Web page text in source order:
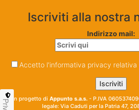
Iscriviti alla nostra
Indirizzo mail:
Accetto l'informativa privacy
Un progetto di Appunto s.a.s. - P.IVA
legale: Via Caduti per la Patria 47,